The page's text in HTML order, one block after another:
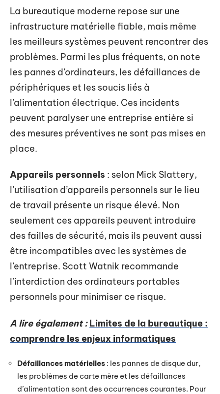
La bureautique moderne repose sur une
infrastructure matérielle fiable, mais même
les meilleurs systèmes peuvent rencontrer des
problèmes. Parmi les plus fréquents, on note
les pannes d’ordinateurs, les défaillances de
périphériques et les soucis liés à
l’alimentation électrique. Ces incidents
peuvent paralyser une entreprise entière si
des mesures préventives ne sont pas mises en
place.
Appareils personnels : selon Mick Slattery,
l’utilisation d’appareils personnels sur le lieu
de travail présente un risque élevé. Non
seulement ces appareils peuvent introduire
des failles de sécurité, mais ils peuvent aussi
être incompatibles avec les systèmes de
l’entreprise. Scott Watnik recommande
l’interdiction des ordinateurs portables
personnels pour minimiser ce risque.
A lire également : Limites de la bureautique :
comprendre les enjeux informatiques
Défaillances matérielles : les pannes de disque dur,
les problèmes de carte mère et les défaillances
d’alimentation sont des occurrences courantes. Pour